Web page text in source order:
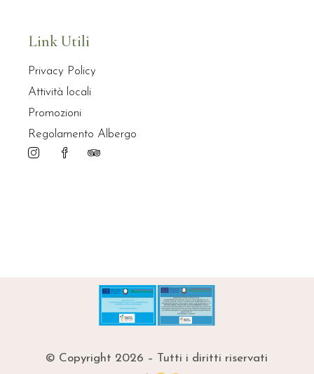
Link Utili
Privacy Policy
Attività locali
Promozioni
Regolamento Albergo
© Copyright 2026 – Tutti i diritti riservati